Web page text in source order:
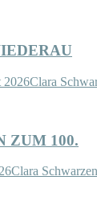
2026Clara
ZUM 100.
Clara